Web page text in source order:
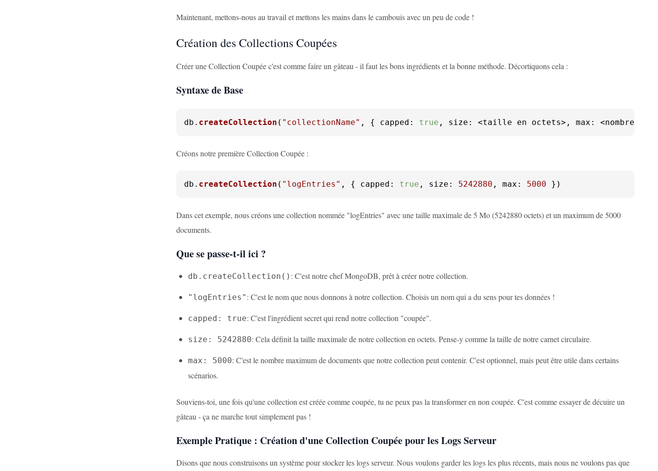
Maintenant, mettons-nous au travail et mettons les mains dans le cambouis avec un peu de code !
Création des Collections Coupées
Créer une Collection Coupée c'est comme faire un gâteau - il faut les bons ingrédients et la bonne méthode. Décortiquons cela :
Syntaxe de Base
db. createCollection ( "collectionName" , { capped : true , size : <taille en octets>, max: <nombre
Créons notre première Collection Coupée :
db. createCollection ( "logEntries" , { capped : true , size : 5242880 , max : 5000 })
Dans cet exemple, nous créons une collection nommée "logEntries" avec une taille maximale de 5 Mo (5242880 octets) et un maximum de 5000
documents.
Que se passe-t-il ici ?
db.createCollection() : C'est notre chef MongoDB, prêt à créer notre collection.
"logEntries" : C'est le nom que nous donnons à notre collection. Choisis un nom qui a du sens pour tes données !
capped: true: C'est l'ingrédient secret qui rend notre collection "coupée".
size: 5242880: Cela définit la taille maximale de notre collection en octets. Pense-y comme la taille de notre carnet circulaire.
max: 5000: C'est le nombre maximum de documents que notre collection peut contenir. C'est optionnel, mais peut être utile dans certains
scénarios.
Souviens-toi, une fois qu'une collection est créée comme coupée, tu ne peux pas la transformer en non coupée. C'est comme essayer de décuire un
gâteau - ça ne marche tout simplement pas !
Exemple Pratique : Création d'une Collection Coupée pour les Logs Serveur
Disons que nous construisons un système pour stocker les logs serveur. Nous voulons garder les logs les plus récents, mais nous ne voulons pas que